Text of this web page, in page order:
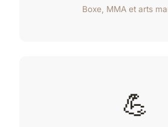
Boxe, MMA et arts
💪